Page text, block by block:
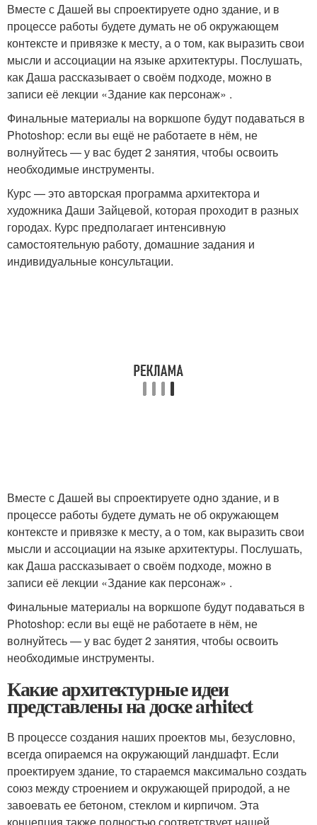
Вместе с Дашей вы спроектируете одно здание, и в
процессе работы будете думать не об окружающем
контексте и привязке к месту, а о том, как выразить свои
мысли и ассоциации на языке архитектуры. Послушать,
как Даша рассказывает о своём подходе, можно в
записи её лекции «Здание как персонаж» .
Финальные материалы на воркшопе будут подаваться в
Photoshop: если вы ещё не работаете в нём, не
волнуйтесь — у вас будет 2 занятия, чтобы освоить
необходимые инструменты.
Курс — это авторская программа архитектора и
художника Даши Зайцевой, которая проходит в разных
городах. Курс предполагает интенсивную
самостоятельную работу, домашние задания и
индивидуальные консультации.
Вместе с Дашей вы спроектируете одно здание, и в
процессе работы будете думать не об окружающем
контексте и привязке к месту, а о том, как выразить свои
мысли и ассоциации на языке архитектуры. Послушать,
как Даша рассказывает о своём подходе, можно в
записи её лекции «Здание как персонаж» .
Финальные материалы на воркшопе будут подаваться в
Photoshop: если вы ещё не работаете в нём, не
волнуйтесь — у вас будет 2 занятия, чтобы освоить
необходимые инструменты.
Какие архитектурные идеи
представлены на доске arhitect
В процессе создания наших проектов мы, безусловно,
всегда опираемся на окружающий ландшафт. Если
проектируем здание, то стараемся максимально создать
союз между строением и окружающей природой, а не
завоевать ее бетоном, стеклом и кирпичом. Эта